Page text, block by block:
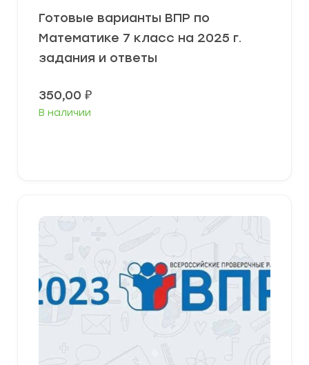
Готовые варианты ВПР по
Математике 7 класс на 2025 г.
задания и ответы
350,00 ₽
В наличии